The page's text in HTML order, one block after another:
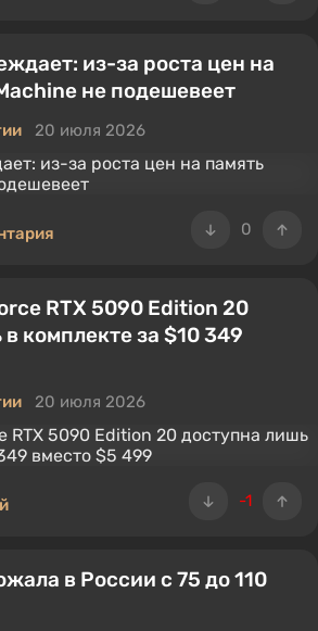
из-за роста цен на
не подешевеет
20 июля 2026
0
RTX 5090 Edition 20
комплекте за $10 349
20 июля 2026
-1
в России с 75 до 110